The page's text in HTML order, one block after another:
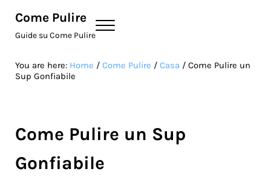
Come Pulire
Guide su Come Pulire
Menu
You are here: Home / Come Pulire / Casa /Come Pulire un
Sup Gonfiabile
Come Pulire un Sup
Gonfiabile